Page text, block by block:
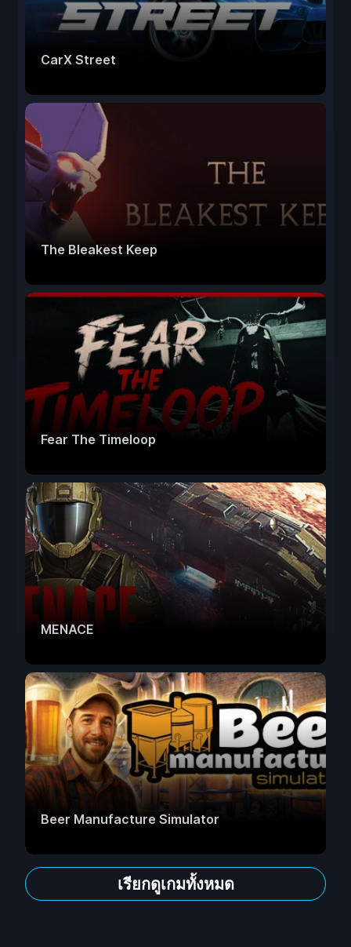
CarX Street
The Bleakest Keep
Fear The Timeloop
MENACE
Beer Manufacture Simulator
เรียกดูเกมทั้งหมด